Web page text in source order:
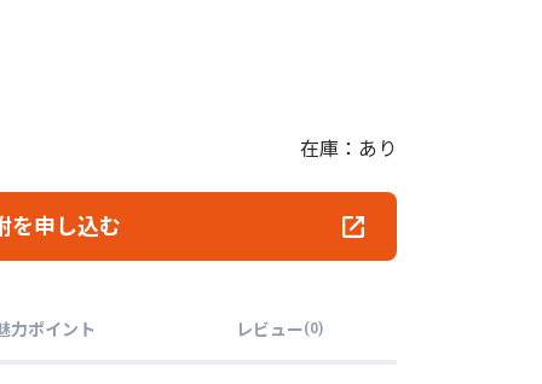
在庫：あり
を申し込む
力ポイント レビュー(0)